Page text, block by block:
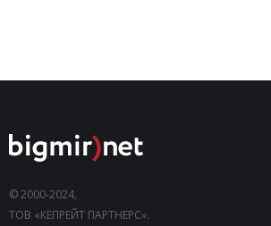
© 2000-2024,
ТОВ «КЕПРЕЙТ ПАРТНЕРС».